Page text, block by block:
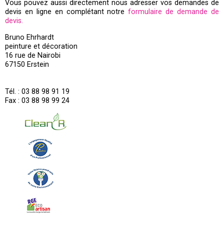
Vous pouvez aussi directement nous adresser vos demandes de
devis en ligne en complétant notreformulaire de demande de
devis.
Bruno Ehrhardt
peinture et décoration
16 rue de Nairobi
67150 Erstein
Tél. : 03 88 98 91 19
Fax : 03 88 98 99 24